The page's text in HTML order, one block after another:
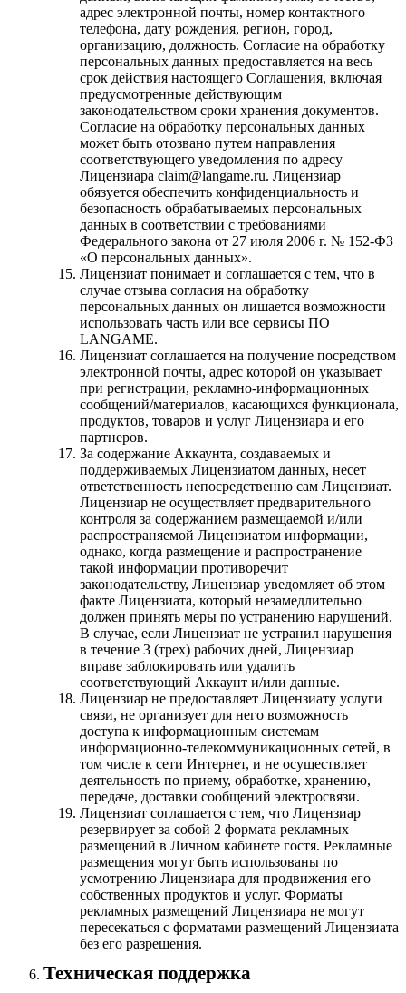
адрес электронной почты, номер контактного
телефона, дату рождения, регион, город,
организацию, должность. Согласие на обработку
персональных данных предоставляется на весь
срок действия настоящего Соглашения, включая
предусмотренные действующим
законодательством сроки хранения документов.
Согласие на обработку персональных данных
может быть отозвано путем направления
соответствующего уведомления по адресу
Лицензиара claim@langame.ru. Лицензиар
обязуется обеспечить конфиденциальность и
безопасность обрабатываемых персональных
данных в соответствии с требованиями
Федерального закона от 27 июля 2006 г. № 152-ФЗ
«О персональных данных».
Лицензиат понимает и соглашается с тем, что в
случае отзыва согласия на обработку
персональных данных он лишается возможности
использовать часть или все сервисы ПО
LANGAME.
Лицензиат соглашается на получение посредством
электронной почты, адрес которой он указывает
при регистрации, рекламно-информационных
сообщений/материалов, касающихся функционала,
продуктов, товаров и услуг Лицензиара и его
партнеров.
За содержание Аккаунта, создаваемых и
поддерживаемых Лицензиатом данных, несет
ответственность непосредственно сам Лицензиат.
Лицензиар не осуществляет предварительного
контроля за содержанием размещаемой и/или
распространяемой Лицензиатом информации,
однако, когда размещение и распространение
такой информации противоречит
законодательству, Лицензиар уведомляет об этом
факте Лицензиата, который незамедлительно
должен принять меры по устранению нарушений.
В случае, если Лицензиат не устранил нарушения
в течение 3 (трех) рабочих дней, Лицензиар
вправе заблокировать или удалить
соответствующий Аккаунт и/или данные.
Лицензиар не предоставляет Лицензиату услуги
связи, не организует для него возможность
доступа к информационным системам
информационно-телекоммуникационных сетей, в
том числе к сети Интернет, и не осуществляет
деятельность по приему, обработке, хранению,
передаче, доставки сообщений электросвязи.
Лицензиат соглашается с тем, что Лицензиар
резервирует за собой 2 формата рекламных
размещений в Личном кабинете гостя. Рекламные
размещения могут быть использованы по
усмотрению Лицензиара для продвижения его
собственных продуктов и услуг. Форматы
рекламных размещений Лицензиара не могут
пересекаться с форматами размещений Лицензиата
без его разрешения.
Техническая поддержка